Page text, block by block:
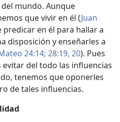
mundo. Aunque
que vivir en él (Juan
predicar en él para hallar a
disposición y enseñarles a
24:14; 28:19, 20). Pues
del todo las influencias
tenemos que oponerles
de tales influencias.